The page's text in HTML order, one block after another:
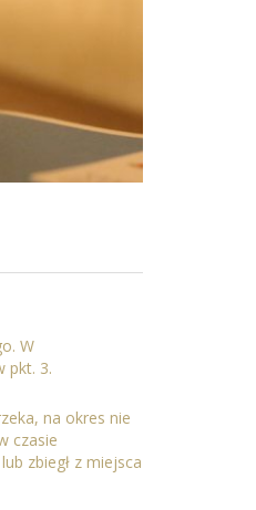
W
pkt. 3.
na okres nie
czasie
zbiegł z miejsca